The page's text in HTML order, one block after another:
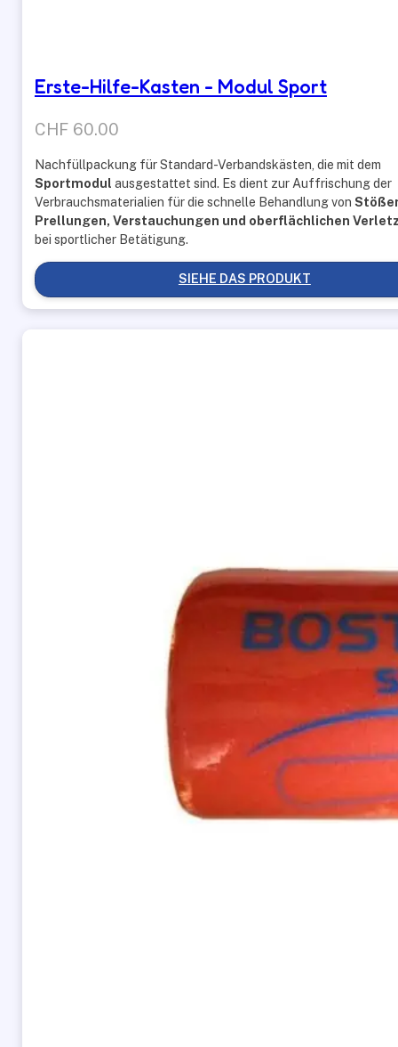
Erste-Hilfe-Kasten - Modul Sport
CHF60.00
Nachfüllpackung für Standard-Verbandskästen, die mit dem
Sportmodul ausgestattet sind. Es dient zur Auffrischung der
Verbrauchsmaterialien für die schnelle Behandlung von
Prellungen, Verstauchungen und oberflächlichen
bei sportlicher Betätigung.
SIEHE DAS PRODUKT